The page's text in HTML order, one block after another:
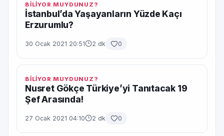
BİLİYOR MUYDUNUZ?
İstanbul’da Yaşayanların Yüzde Kaçı
Erzurumlu?
30 Ocak 2021 20:51 2 dk 0
BİLİYOR MUYDUNUZ?
Nusret Gökçe Türkiye’yi Tanıtacak 19
Şef Arasında!
27 Ocak 2021 04:10 2 dk 0